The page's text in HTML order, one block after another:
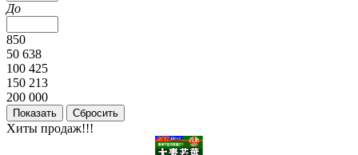
До
850
50 638
100 425
150 213
200 000
Хиты продаж!!!